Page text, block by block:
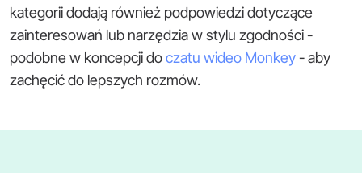
kategorii dodają również podpowiedzi dotyczące
zainteresowań lub narzędzia w stylu zgodności -
podobne w koncepcji doczatu wideo Monkey- aby
zachęcić do lepszych rozmów.